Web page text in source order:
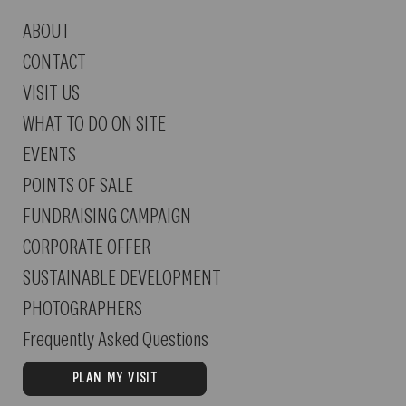
ABOUT
CONTACT
VISIT US
WHAT TO DO ON SITE
EVENTS
POINTS OF SALE
FUNDRAISING CAMPAIGN
CORPORATE OFFER
SUSTAINABLE DEVELOPMENT
PHOTOGRAPHERS
Frequently Asked Questions
PLAN MY VISIT